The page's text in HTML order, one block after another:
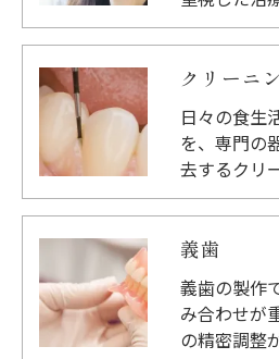
クリーニ
日々の食生
を、専門の
去するクリ
義歯
義歯の製作
み合わせが
の精密調整